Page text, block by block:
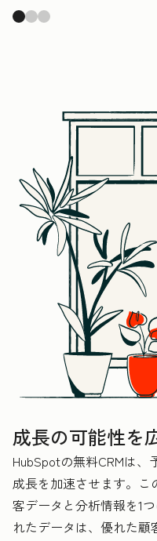
成長の可能性を
HubSpotの無料CRMは
成長を加速させます。こ
客データと分析情報を1
れたデータは、優れた顧